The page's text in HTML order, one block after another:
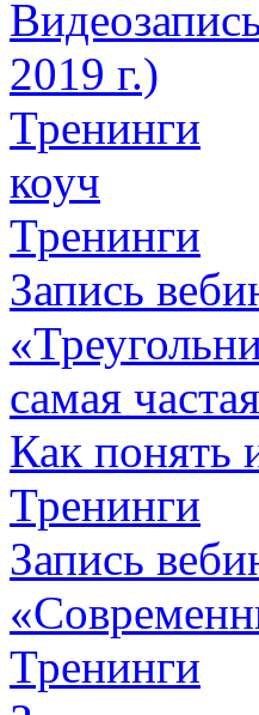
2019 г.)
Тренинги
коуч
Тренинги
Запись
самая
Как понять
Тренинги
Запись
Тренинги